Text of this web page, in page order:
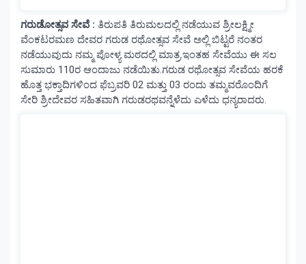
ಗರುಡೋತ್ಸವ ಸೇವೆ : ತಿರುಪತಿ ತಿರುಮಲದಲ್ಲಿ ನಡೆಯುವ ಶ್ರೀಲಕ್ಷ್ಮೀ
ವೆಂಕಟರಮಣ ದೇವರ ಗರುಡ ರಥೋತ್ಸವ ಸೇವೆ ಅಲ್ಲಿ ಬಿಟ್ಟರೆ ನಂತರ
ನಡೆಯುವುದು ನಮ್ಮ ಪೋಳ್ಯ ಮಠದಲ್ಲಿ ಮಾತ್ರ.ಇಂತಹ ಸೇವೆಯು ಈ ಸಲ
ಸುಮಾರು 110ರ ಆಂದಾಜು ನಡೆಯಿತು.ಗರುಡ ರಥೋತ್ಸವ ಸೇವೆಯ ಹರಕೆ
ಹೊತ್ತ ಭಕ್ತಾದಿಗಳಿಂದ ಫೆಬ್ರವರಿ 02 ಮತ್ತು 03 ರಂದು ತಮ್ಮವರೊಂದಿಗೆ
ಸೇರಿ ಶ್ರೀದೇವರ ಸಹಿತವಾಗಿ ಗರುಡರಥವನ್ನೆಳೆದು ಎಳೆದು ಧನ್ಯರಾದರು.